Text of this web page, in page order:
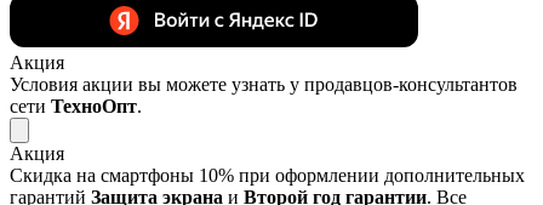
Акция
Условия акции вы можете узнать у продавцов-консультантов
сети ТехноОпт.
Акция
Скидка на смартфоны 10% при оформлении дополнительных
гарантий Защита экрана и Второй год гарантии. Все